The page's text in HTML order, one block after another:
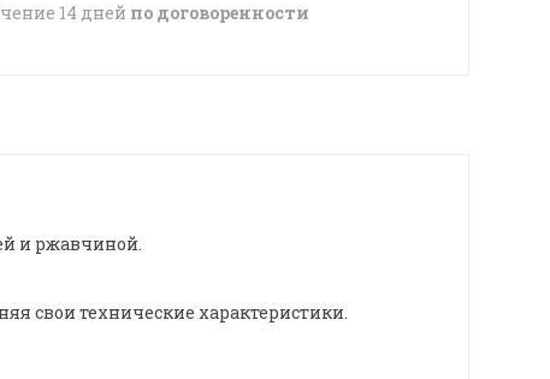
14 дней по договоренности
и ржавчиной.
свои технические характеристики.